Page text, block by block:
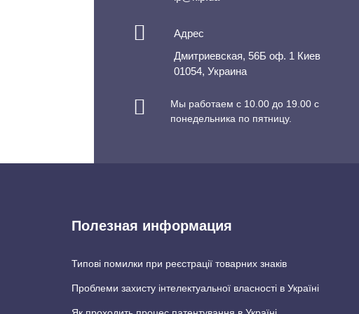
Адрес
Дмитриевская, 56Б оф. 1 Киев
01054, Украина
Мы работаем с 10.00 до 19.00 с
понедельника по пятницу.
Полезная информация
Типові помилки при реєстрації товарних знаків
Проблеми захисту інтелектуальної власності в Україні